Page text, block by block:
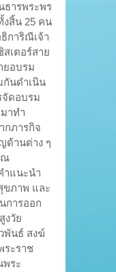
ธารพระพร
งสิ้น 25 คน
การิณีเจ้า
เตอร์สาย
ยอบรม
กันดำเนิน
จัดอบรม
าทำ
กภารกิจ
ด้านต่าง ๆ
ณ
ำแนะนำ
ขภาพ และ
การออก
งวัย
นธ์ สงฆ์
ระราช
ระ